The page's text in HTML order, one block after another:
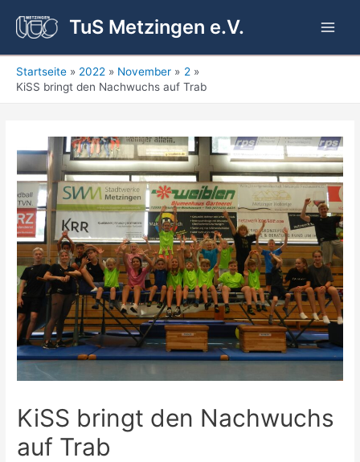
Inhalt
springen
TuS Metzingen e.V.
Startseite 2022 November
2
KiSS bringt den Nachwuchs auf Trab
KiSS bringt den Nachwuchs
auf Trab